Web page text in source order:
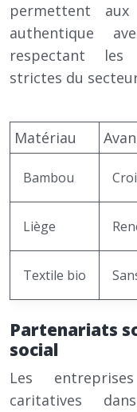
permettent
authentique
respectant les
strictes du
Matériau
Bambou
Liège
Textile bio
Partenariats
social
Les
caritatives